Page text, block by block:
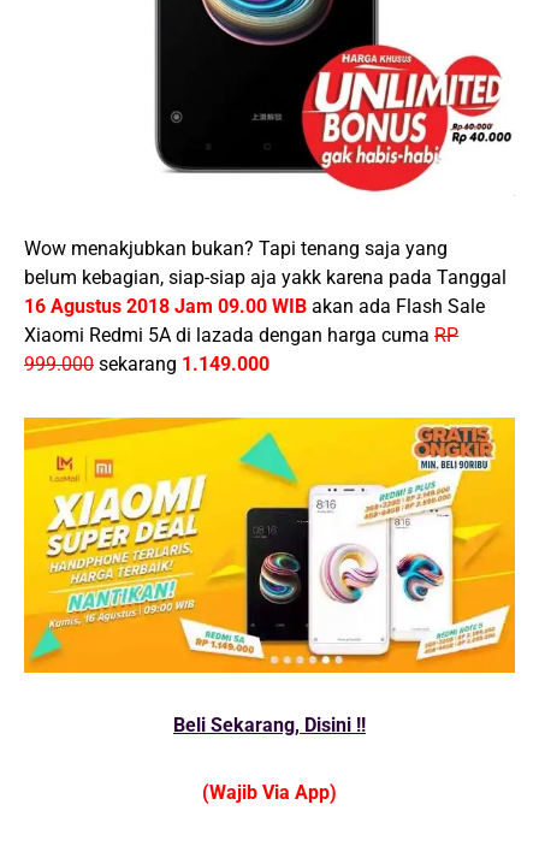
Wow menakjubkan bukan? Tapi tenang saja yang
belum kebagian, siap-siap aja yakk karena pada Tanggal
16 Agustus 2018 Jam 09.00 WIB akan ada Flash Sale
Xiaomi Redmi 5A di lazada dengan harga cuma RP
999.000 sekarang 1.149.000
Beli Sekarang, Disini !!
(Wajib Via App)